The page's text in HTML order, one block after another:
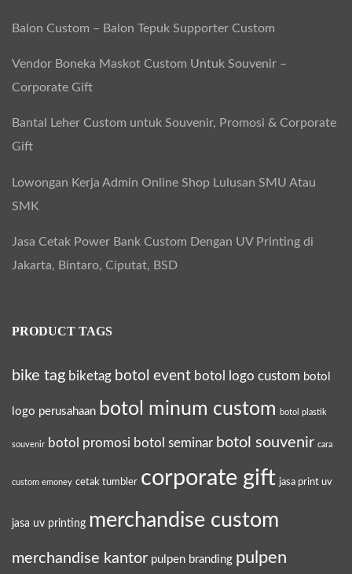
Balon Custom – Balon Tepuk Supporter Custom
Vendor Boneka Maskot Custom Untuk Souvenir –
Corporate Gift
Bantal Leher Custom untuk Souvenir, Promosi & Corporate
Gift
Lowongan Kerja Admin Online Shop Lulusan SMU Atau
SMK
Jasa Cetak Power Bank Custom Dengan UV Printing di
Jakarta, Bintaro, Ciputat, BSD
PRODUCT TAGS
bike tag biketag botol event botol logo custom botol
logo perusahaan botol minum custom botol plastik
souvenir botol promosi botol seminar botol souvenir cara
custom emoney cetak tumbler corporate gift jasa print uv
jasa uv printing merchandise custom
merchandise kantor pulpen branding pulpen